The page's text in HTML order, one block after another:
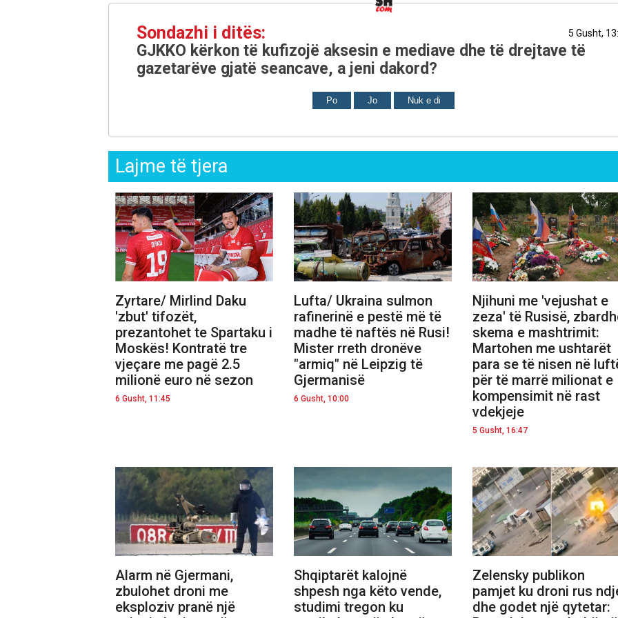
Sondazhi i ditës: 5 Gusht,
GJKKO kërkon të kufizojë aksesin e mediave dhe të drejtave të
gazetarëve gjatë seancave, a jeni dakord?
Po Jo Nuk e di
Lajme të tjera
Zyrtare/ Mirlind Daku
'zbut' tifozët,
prezantohet te Spartaku i
Moskës! Kontratë tre
vjeçare me pagë 2.5
milionë euro në sezon
6 Gusht, 11:45
Lufta/ Ukraina sulmon
rafinerinë e pestë më të
madhe të naftës në Rusi!
Mister rreth dronëve
"armiq" në Leipzig të
Gjermanisë
6 Gusht, 10:00
Njihuni me 'vejushat e
zeza' të Rusisë,
skema e mashtrimit:
Martohen me ushtarët
para se të nisen në
për të marrë milionat e
kompensimit në rast
vdekjeje
5 Gusht, 16:47
Alarm në Gjermani,
zbulohet droni me
eksploziv pranë një
Shqiptarët kalojnë
shpesh nga këto vende,
studimi tregon ku
Zelensky publikon
pamjet ku droni rus
dhe godet një qytetar: